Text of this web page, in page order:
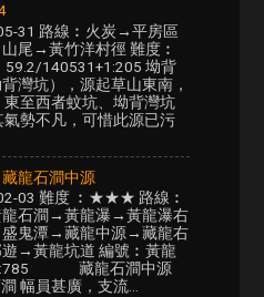
31 路線︰火炭→平房區
尾→黃竹洋村徑 難度︰
140531+1:205 坳背
灣坑），源起草山東南，
至西者蚊坑、坳背灣坑
勢不凡，可惜此源已污
龍石澗中源
03 難度 ︰★★★ 路線︰
石澗→黃龍瀑→黃龍瀑右
鬼潭→藏龍中源→藏龍右
→黃龍坑道 編號︰黃龍
藏龍石澗中源
幅員甚廣，支流...